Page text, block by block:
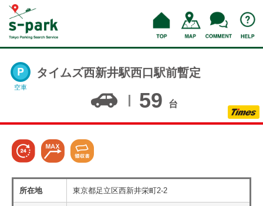
空車
タイムズ西新井駅西口駅前暫定
59 台
所在地 東京都足立区西新井栄町2-2